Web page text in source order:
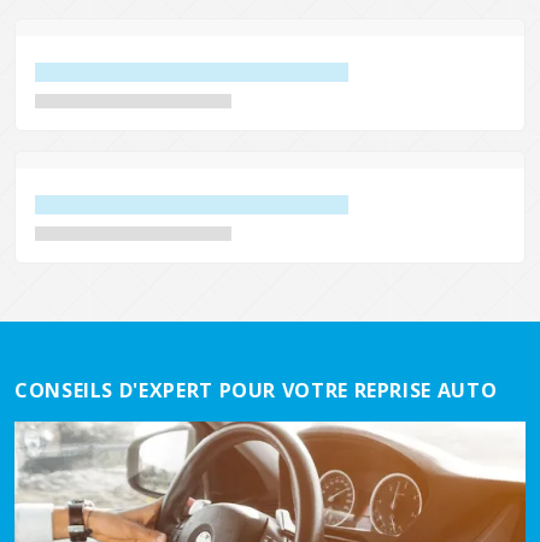
CONSEILS D'EXPERT POUR VOTRE REPRISE AUTO